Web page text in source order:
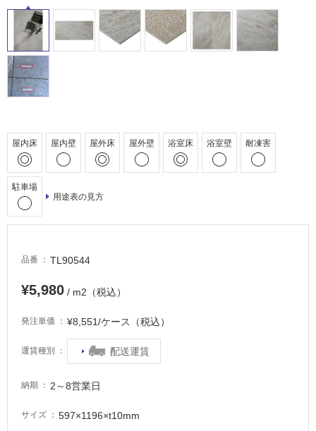
屋内床 屋内壁 屋外床 屋外壁 浴室床 浴室壁 耐凍害
駐車場
用途表の見方
品番 TL90544
¥5,980 / m2（税込）
発注単価 ¥8,551/ケース（税込）
運賃種別 配送運賃
納期 2～8営業日
サイズ 597×1196×t10mm
床・
浴
室
床・
駐
場
非
常
適
る
て
が
注
意
が